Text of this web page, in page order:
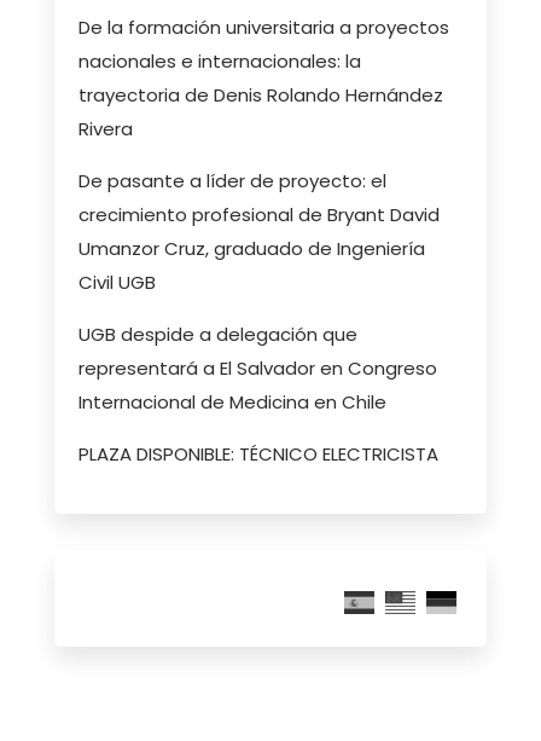
De la formación universitaria a proyectos
nacionales e internacionales: la
trayectoria de Denis Rolando Hernández
Rivera
De pasante a líder de proyecto: el
crecimiento profesional de Bryant David
Umanzor Cruz, graduado de Ingeniería
Civil UGB
UGB despide a delegación que
representará a El Salvador en Congreso
Internacional de Medicina en Chile
PLAZA DISPONIBLE: TÉCNICO ELECTRICISTA